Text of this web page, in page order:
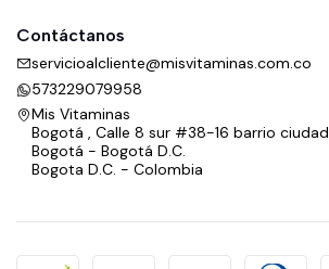
Contáctanos
servicioalcliente@misvitaminas.com.co
573229079958
Mis Vitaminas
Bogotá , Calle 8 sur #38-16 barrio
Bogotá - Bogotá D.C.
Bogota D.C. - Colombia